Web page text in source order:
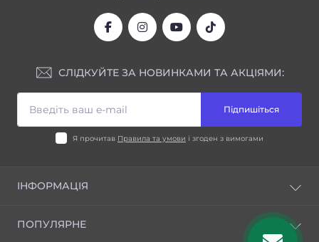
СЛІДКУЙТЕ ЗА НОВИНКАМИ ТА АКЦІЯМИ:
Підпишіться
Я прочитав Правила та умови і згоден з вимогами
ІНФОРМАЦІЯ
Відгуки
ПОПУЛЯРНЕ